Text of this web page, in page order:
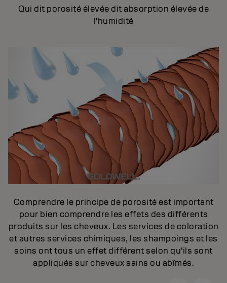
Qui dit porosité élevée dit absorption élevée de
l'humidité
Comprendre le principe de porosité est important
pour bien comprendre les effets des différents
produits sur les cheveux. Les services de coloration
et autres services chimiques, les shampoings et les
soins ont tous un effet différent selon qu'ils sont
appliqués sur cheveux sains ou abîmés.